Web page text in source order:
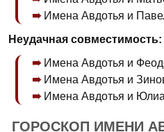
Имена Авдотья и
Неудачная совместимость:
Имена Авдотья и
Имена Авдотья и
Имена Авдотья и
ГОРОСКОП ИМЕНИ